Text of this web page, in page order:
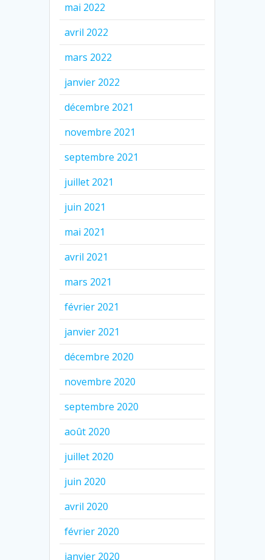
mai 2022
avril 2022
mars 2022
janvier 2022
décembre 2021
novembre 2021
septembre 2021
juillet 2021
juin 2021
mai 2021
avril 2021
mars 2021
février 2021
janvier 2021
décembre 2020
novembre 2020
septembre 2020
août 2020
juillet 2020
juin 2020
avril 2020
février 2020
janvier 2020